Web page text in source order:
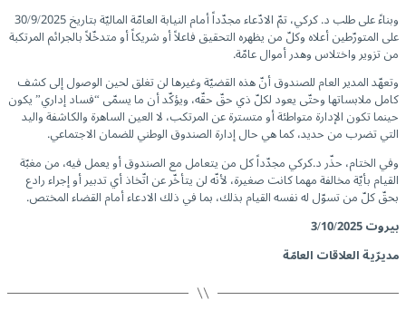
وبناءً على طلب د. كركي، تمّ الادّعاء مجدّداً أمام النيابة العامّة الماليّة بتاريخ 30/9/2025
على المتورّطين أعلاه وكلّ من يظهره التحقيق فاعلاً أو شريكاً أو متدخّلاً بالجرائم المرتكبة
من تزوير واختلاس وهدر أموال عامّة.
وتعهّد المدير العام للصندوق أنّ هذه القضيّة وغيرها لن تغلق لحين الوصول إلى كشف
كامل ملابساتها وحتّى يعود لكلّ ذي حقّ حقّه، ويؤكّد أن ما يسمّى “فساد إداري” يكون
حينما تكون الإدارة متواطئة أو متسترة عن المرتكب، لا العين الساهرة والكاشفة واليد
التي تضرب من حديد، كما هي حال إدارة الصندوق الوطني للضمان الاجتماعي.
وفي الختام، حذّر د.كركي مجدّداً كل من يتعامل مع الصندوق أو يعمل فيه، من مغبّة
القيام بأيّة مخالفة مهما كانت صغيرة، لأنّه لن يتأخّر عن اتّخاذ أي تدبير أو إجراء رادع
بحقّ كلّ من تسوّل له نفسه القيام بذلك، بما في ذلك الادعاء أمام القضاء المختص.
بيروت3/10/2025
مديرّية العلاقات العامّة